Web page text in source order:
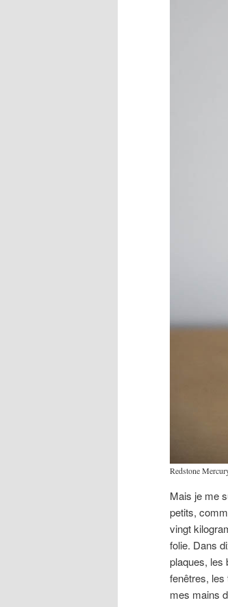
Redstone
Mais je me
petits,
vingt
folie. Dans
plaques, les
fenêtres, les
mes mains